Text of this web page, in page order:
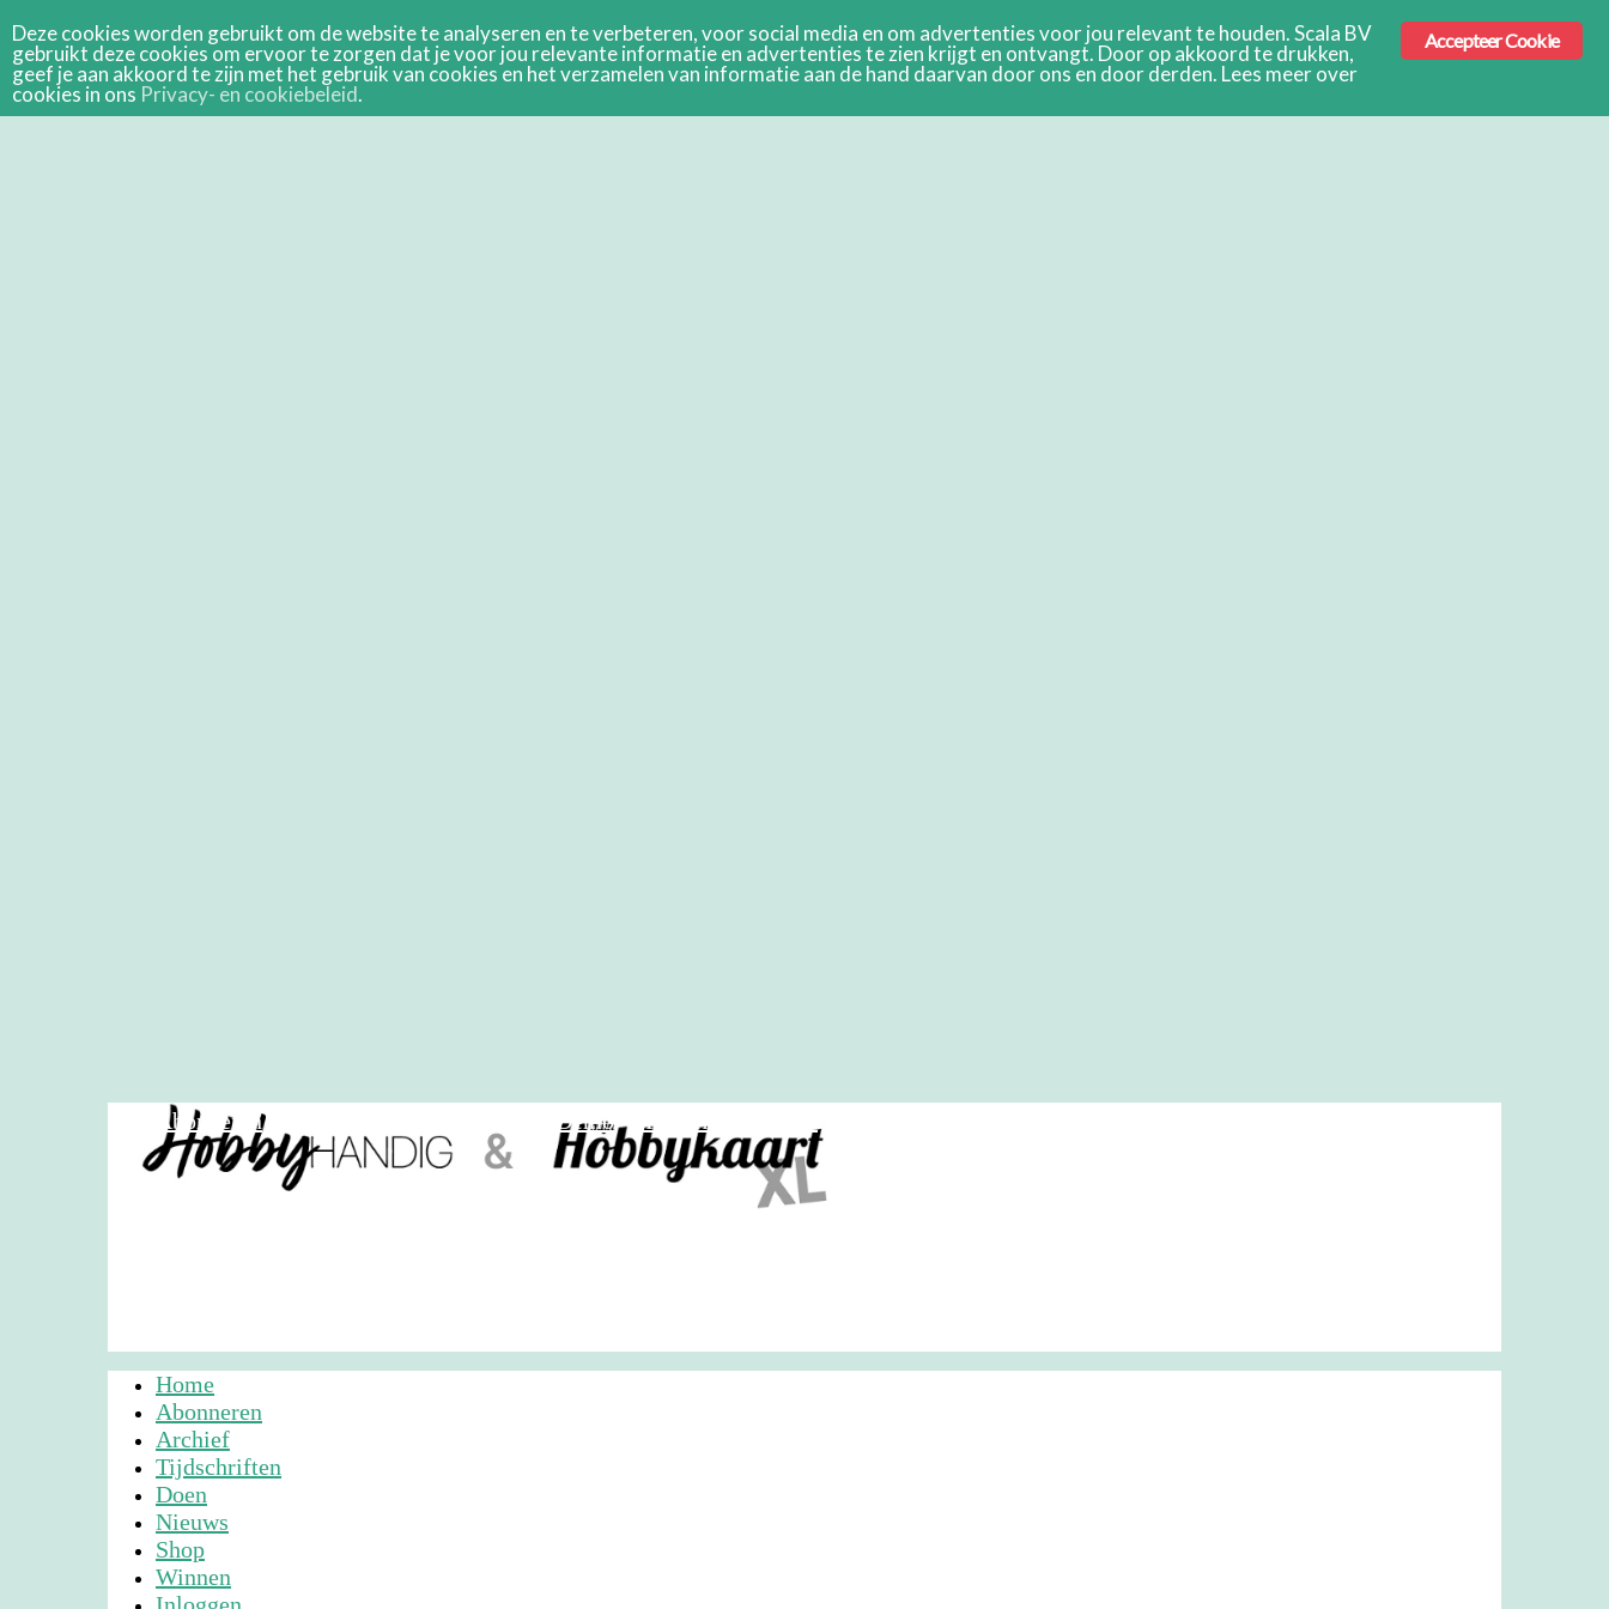
Abonneren Demo Archief
Home
Abonneren
Archief
Tijdschriften
Doen
Nieuws
Shop
Winnen
Accepteer Cookie
Deze cookies worden gebruikt om de website te analyseren en te verbeteren, voor social media en om advertenties voor jou relevant te houden. Scala BV
gebruikt deze cookies om ervoor te zorgen dat je voor jou relevante informatie en advertenties te zien krijgt en ontvangt. Door op akkoord te drukken,
geef je aan akkoord te zijn met het gebruik van cookies en het verzamelen van informatie aan de hand daarvan door ons en door derden. Lees meer over
cookies in ons Privacy- en cookiebeleid.